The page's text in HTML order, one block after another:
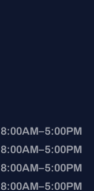
8:00AM–5:00PM
8:00AM–5:00PM
8:00AM–5:00PM
8:00AM–5:00PM